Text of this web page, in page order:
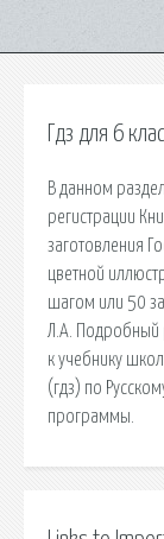
Гдз для 6
В данном
регистрации
заготовления
цветной
шагом или 50
Л.А. Подробный
к учебнику
(гдз) по
программы.